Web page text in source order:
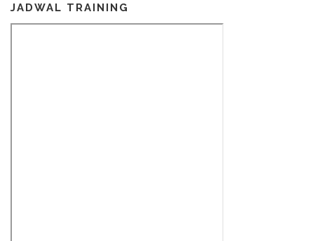
JADWAL TRAINING